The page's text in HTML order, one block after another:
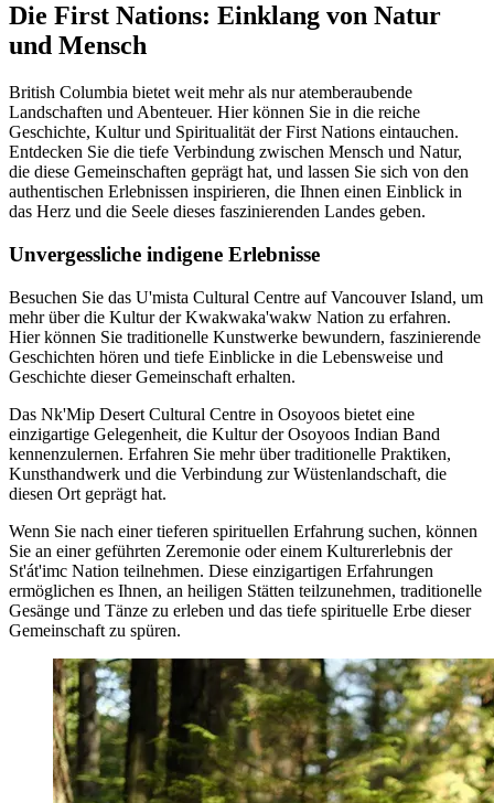
Die First Nations: Einklang von Natur
und Mensch
British Columbia bietet weit mehr als nur atemberaubende
Landschaften und Abenteuer. Hier können Sie in die reiche
Geschichte, Kultur und Spiritualität der First Nations eintauchen.
Entdecken Sie die tiefe Verbindung zwischen Mensch und Natur,
die diese Gemeinschaften geprägt hat, und lassen Sie sich von den
authentischen Erlebnissen inspirieren, die Ihnen einen Einblick in
das Herz und die Seele dieses faszinierenden Landes geben.
Unvergessliche indigene Erlebnisse
Besuchen Sie das U'mista Cultural Centre auf Vancouver Island, um
mehr über die Kultur der Kwakwaka'wakw Nation zu erfahren.
Hier können Sie traditionelle Kunstwerke bewundern, faszinierende
Geschichten hören und tiefe Einblicke in die Lebensweise und
Geschichte dieser Gemeinschaft erhalten.
Das Nk'Mip Desert Cultural Centre in Osoyoos bietet eine
einzigartige Gelegenheit, die Kultur der Osoyoos Indian Band
kennenzulernen. Erfahren Sie mehr über traditionelle Praktiken,
Kunsthandwerk und die Verbindung zur Wüstenlandschaft, die
diesen Ort geprägt hat.
Wenn Sie nach einer tieferen spirituellen Erfahrung suchen, können
Sie an einer geführten Zeremonie oder einem Kulturerlebnis der
St'át'imc Nation teilnehmen. Diese einzigartigen Erfahrungen
ermöglichen es Ihnen, an heiligen Stätten teilzunehmen, traditionelle
Gesänge und Tänze zu erleben und das tiefe spirituelle Erbe dieser
Gemeinschaft zu spüren.